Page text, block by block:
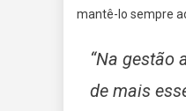
mantê-lo sempre
“Na gestão
de mais